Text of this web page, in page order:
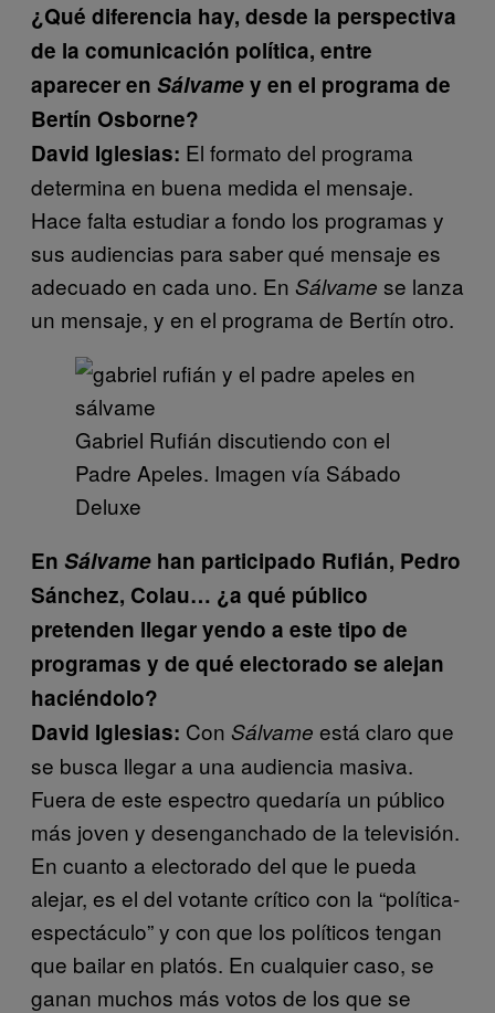
¿Qué diferencia hay, desde la perspectiva
de la comunicación política, entre
aparecer en Sálvamey en el programa de
Bertín Osborne?
David Iglesias: El formato del programa
determina en buena medida el mensaje.
Hace falta estudiar a fondo los programas y
sus audiencias para saber qué mensaje es
adecuado en cada uno. En Sálvame se lanza
un mensaje, y en el programa de Bertín otro.
Gabriel Rufián discutiendo con el
Padre Apeles. Imagen vía Sábado
Deluxe
En Sálvame han participado Rufián, Pedro
Sánchez, Colau… ¿a qué público
pretenden llegar yendo a este tipo de
programas y de qué electorado se alejan
haciéndolo?
David Iglesias: Con Sálvame está claro que
se busca llegar a una audiencia masiva.
Fuera de este espectro quedaría un público
más joven y desenganchado de la televisión.
En cuanto a electorado del que le pueda
alejar, es el del votante crítico con la “política-
espectáculo” y con que los políticos tengan
que bailar en platós. En cualquier caso, se
ganan muchos más votos de los que se